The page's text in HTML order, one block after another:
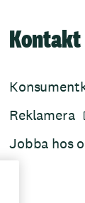
Kontakt
Reklamera
Jobba hos